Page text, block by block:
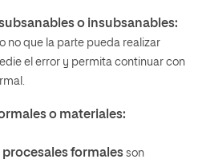
o insubsanables:
no que la parte pueda realizar
el error y permita continuar con
o materiales:
formales son